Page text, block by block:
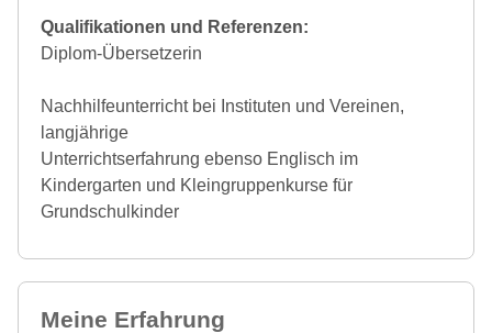
Qualifikationen und Referenzen:
Diplom-Übersetzerin
Nachhilfeunterricht bei Instituten und Vereinen,
langjährige
Unterrichtserfahrung ebenso Englisch im
Kindergarten und Kleingruppenkurse für
Grundschulkinder
Meine Erfahrung